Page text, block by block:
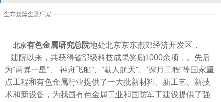
尘布袋除尘器厂家
北京有色金属研究总院地处北京京东燕郊经济开发区，
建院以来，共获得省部级科技成果奖励1000余项，。先后
为“两弹一星”、“神舟飞船”、“载人航天”、“探月工程”等国家重
点工程和有色金属行业提供了一大批新材料、新工艺、新技
术和新设备，为我国有色金属工业和国防军工建设提供了强